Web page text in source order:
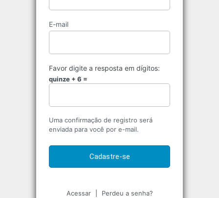
E-mail
Favor digite a resposta em dígitos:
quinze + 6 =
Uma confirmação de registro será
enviada para você por e-mail.
Acessar Perdeu a senha?